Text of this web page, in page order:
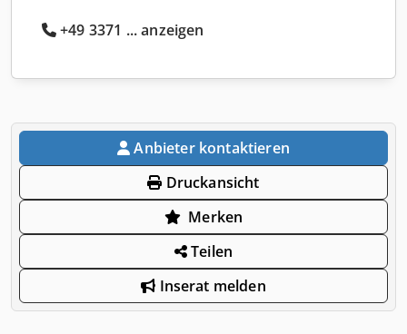
+49 3371 ... anzeigen
Anbieter kontaktieren
Druckansicht
Merken
Teilen
Inserat melden